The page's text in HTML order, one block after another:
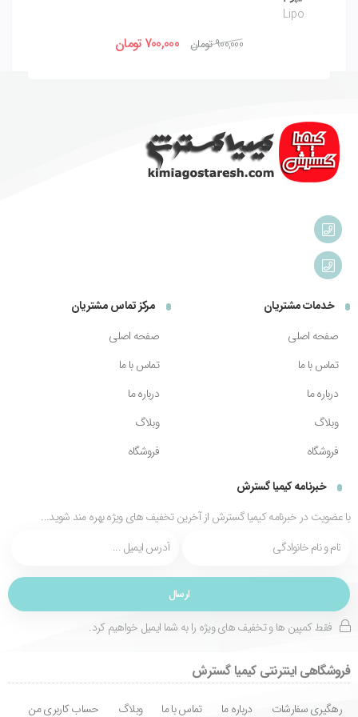
Lipo
900,000تومان 700,000 تومان
خدمات مشتریان
صفحه اصلی
تماس با ما
درباره ما
وبلاگ
فروشگاه
مرکز تماس مشتریان
صفحه اصلی
تماس با ما
درباره ما
وبلاگ
فروشگاه
خبرنامه کیمیا گسترش
با عضویت در خبرنامه کیمیا گسترش از آخرین تخفیف های ویژه بهره مند شوید...
فقط کمپین ها و تخفیف های ویژه را به شما ایمیل خواهیم کرد.
فروشگاهی اینترنتی کیمیا گسترش
رهگیری سفارشات درباره ما تماس با ما وبلاگ حساب کاربری من